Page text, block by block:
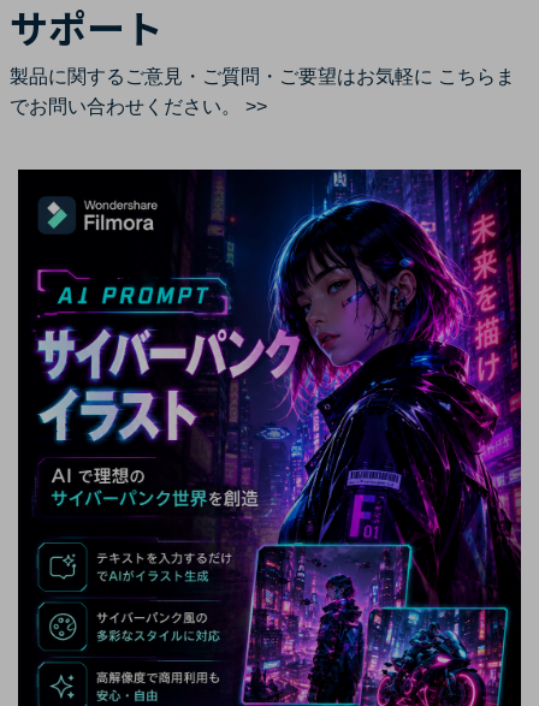
サポート
製品に関するご意見・ご質問・ご要望はお気軽に こちらま
でお問い合わせください。 >>